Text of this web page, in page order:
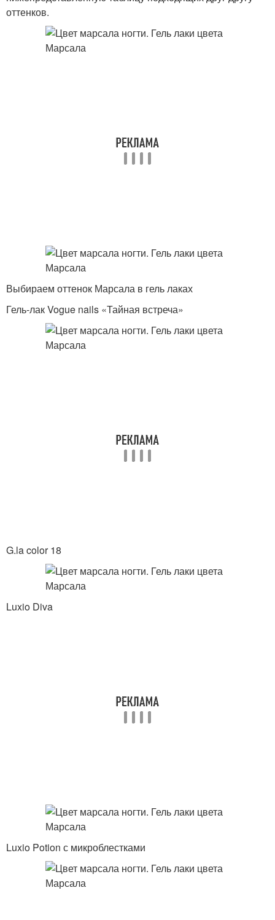
оттенков.
Выбираем оттенок Марсала в гель лаках
Гель-лак Vogue nails «Тайная встреча»
G.la color 18
Luxio Diva
Luxio Potion с микроблестками